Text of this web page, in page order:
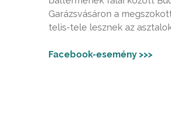
Garázsvásáron a
telis-tele lesznek az
Facebook-esemény >>>